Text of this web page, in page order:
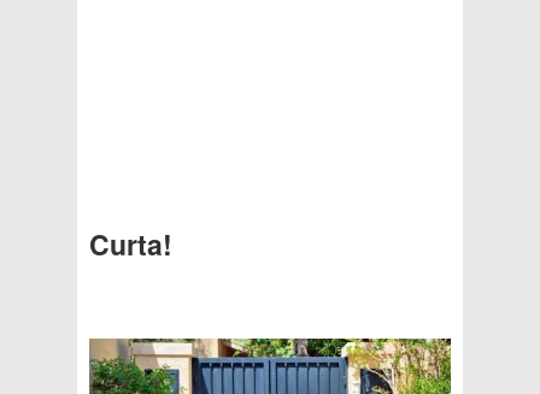
Curta!